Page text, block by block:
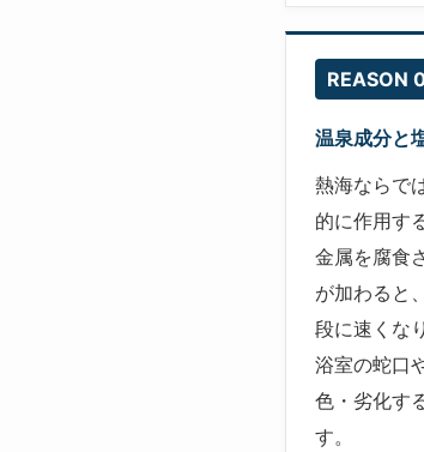
REASON
温泉成分と
熱海ならで
的に作用す
金属を腐食
が加わると
段に速くな
浴室の蛇口
色・劣化す
す。